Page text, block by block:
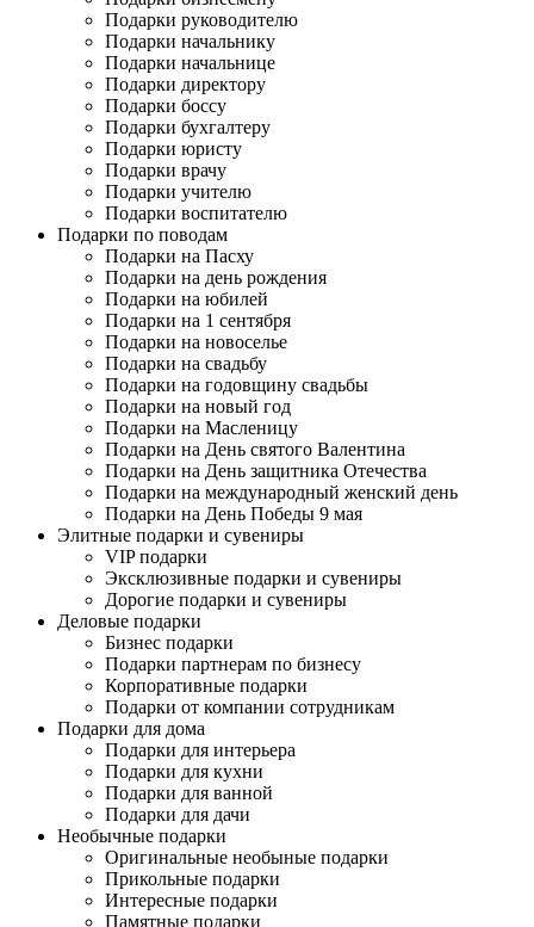
Подарки руководителю
Подарки начальнику
Подарки начальнице
Подарки директору
Подарки боссу
Подарки бухгалтеру
Подарки юристу
Подарки врачу
Подарки учителю
Подарки воспитателю
Подарки по поводам
Подарки на Пасху
Подарки на день рождения
Подарки на юбилей
Подарки на 1 сентября
Подарки на новоселье
Подарки на свадьбу
Подарки на годовщину свадьбы
Подарки на новый год
Подарки на Масленицу
Подарки на День святого Валентина
Подарки на День защитника Отечества
Подарки на международный женский день
Подарки на День Победы 9 мая
Элитные подарки и сувениры
VIP подарки
Эксклюзивные подарки и сувениры
Дорогие подарки и сувениры
Деловые подарки
Бизнес подарки
Подарки партнерам по бизнесу
Корпоративные подарки
Подарки от компании сотрудникам
Подарки для дома
Подарки для интерьера
Подарки для кухни
Подарки для ванной
Подарки для дачи
Необычные подарки
Оригинальные необыные подарки
Прикольные подарки
Интересные подарки
Памятные подарки